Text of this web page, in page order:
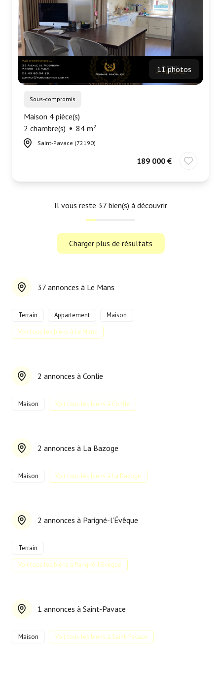
11 photos
Sous-compromis
Maison 4 pièce(s)
2 chambre(s)
84 m²
Saint-Pavace (72190)
189 000 €
Il vous reste 37bien(s) à découvrir
Charger plus de résultats
37 annonces à Le Mans
Terrain Appartement
Maison
Voir tous les biens à Le Mans
2 annonces à Conlie
Maison Voir tous les biens à Conlie
2 annonces à La Bazoge
Maison Voir tous les biens à La Bazoge
2 annonces à Parigné-l'Évêque
Terrain
Voir tous les biens à Parigné-l'Évêque
1 annonces à Saint-Pavace
Maison Voir tous les biens à Saint-Pavace